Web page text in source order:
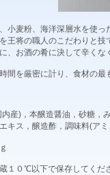
小麦粉、海洋深層水を使っ
王将の職人のこだわりと
、お酒の肴に決して辛く
間を厳密に計り、食材の
産)，本醸造醤油，砂糖，
醸造酢，調味料(アミ
１０℃以下で保存してくだ